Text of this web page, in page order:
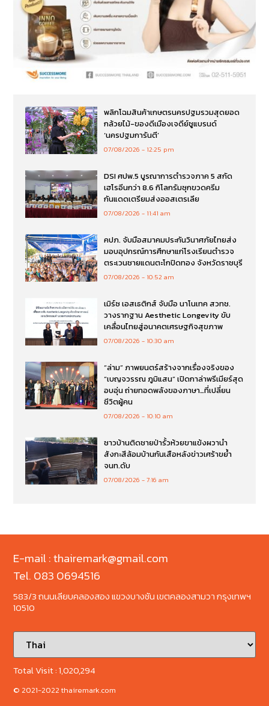
พลิกโฉมสินค้าเกษตรนครปฐมรวมสุดยอด
กล้วยไม้-ของดีเมืองเจดีย์ชูแบรนด์
‘นครปฐมการันตี’
07/08/2026 12:25 pm
DSI ศปพ.5 บูรณาการตำรวจภาค 5 สกัด
เฮโรอีนกว่า 8.6 กิโลกรัมซุกขวดครีม
กันแดดเตรียมส่งออสเตรเลีย
07/08/2026 11:41 am
คปภ. จับมือสมาคมประกันวินาศภัยไทยส่ง
มอบอุปกรณ์การศึกษาแก่โรงเรียนตำรวจ
ตระเวนชายแดนตะโกปิดทอง จังหวัดราชบุรี
07/08/2026 10:52 am
เมิร์ซ เอสเธติกส์ จับมือ นาโนเทค สวทช.
วางรากฐาน Aesthetic Longevity ขับ
เคลื่อนไทยสู่อนาคตเศรษฐกิจสุขภาพ
07/08/2026 10:30 am
“ล่าม” ภาพยนตร์สร้างจากเรื่องจริงของ
“เบญจวรรณ ภูมิแสน” เปิดกาล่าพรีเมียร์สุด
อบอุ่น ถ่ายทอดพลังของภาษา…ที่เปลี่ยน
ชีวิตผู้คน
07/08/2026 10:10 am
ชาวบ้านติดชายป่ารั้วห้วยขาแข้งผวานำ
สังกะสีล้อมบ้านกันเสือหลังข่าวเศร้าขย้ำ
จนท.ดับ
07/08/2026 7:16 am
E-mail : thairemark@gmail.com
Tel. 083 0694516
583/3 ถนนเลียบคลองสอง แขวงบางชัน เขตคลองสามวา กรุงเทพฯ
10510
Total Visit :1,020,294
© 2021-2022 thairemark.com